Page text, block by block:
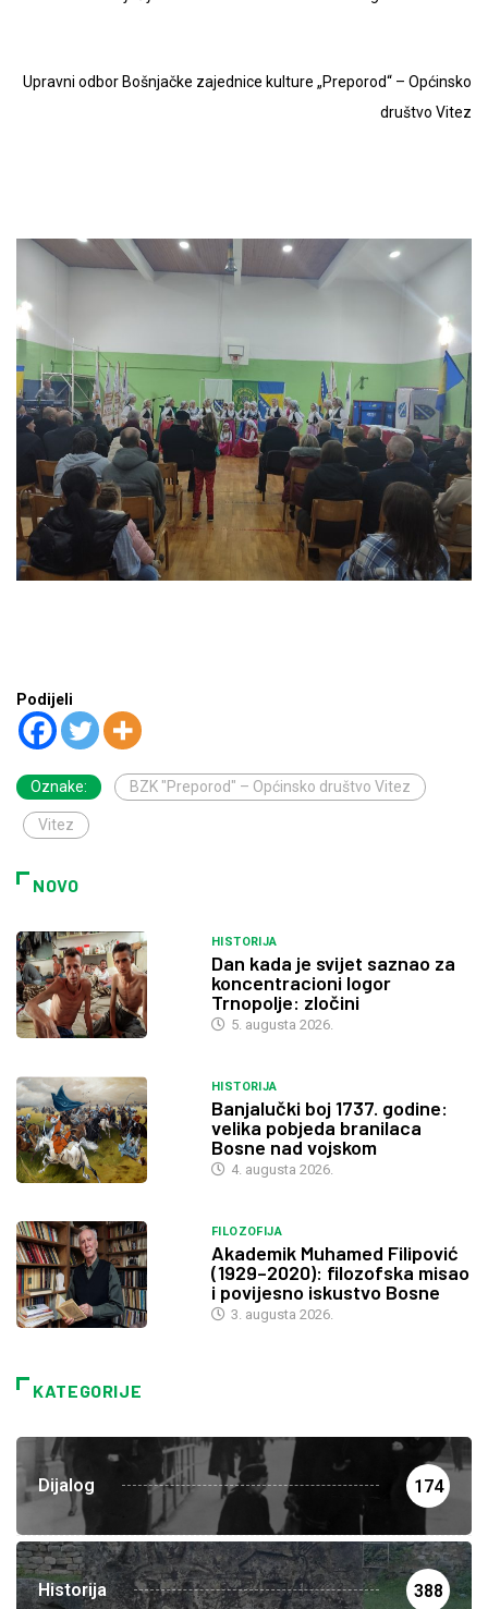
Upravni odbor Bošnjačke zajednice kulture „Preporod“ – Općinsko
društvo Vitez
Podijeli
Oznake: BZK "Preporod" – Općinsko društvo Vitez
Vitez
NOVO
HISTORIJA
Dan kada je svijet saznao za
koncentracioni logor
Trnopolje: zločini
5. augusta 2026.
HISTORIJA
Banjalučki boj 1737. godine:
velika pobjeda branilaca
Bosne nad vojskom
4. augusta 2026.
FILOZOFIJA
Akademik Muhamed Filipović
(1929–2020): filozofska misao
i povijesno iskustvo Bosne
3. augusta 2026.
KATEGORIJE
Dijalog 174
Historija 388